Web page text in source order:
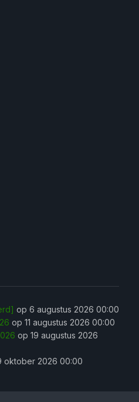
op 6 augustus 2026 00:00
op 11 augustus 2026 00:00
op 19 augustus 2026
oktober 2026 00:00